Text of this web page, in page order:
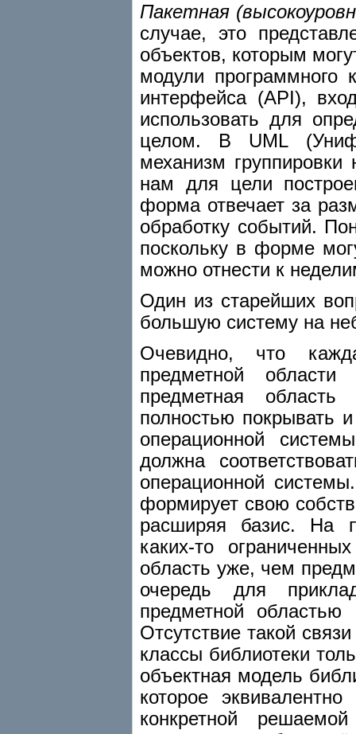
Пакетная
случае, это
объектов, которым
модули программного
интерфейса (API),
использовать для
целом. В UML
механизм группировки
нам для цели
форма отвечает за
обработку событий.
поскольку в форме
можно отнести к
Один из старейших
большую систему на
Очевидно, что
предметной
предметная область
полностью покрывать
операционной
должна
операционной
формирует свою
расширяя базис. На
каких-то
область уже, чем
очередь для
предметной
Отсутствие такой
классы библиотеки
объектная модель
которое
конкретной